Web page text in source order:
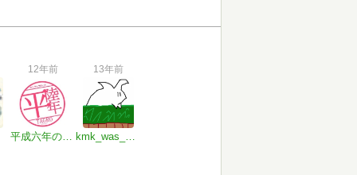
12年前
平成六年のトラックボール
13年前
kmk_was_preyed